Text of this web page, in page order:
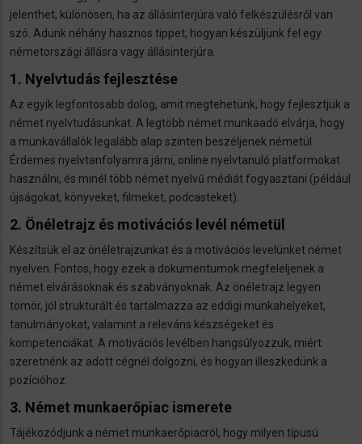
jelenthet, különösen, ha az állásinterjúra való felkészülésről van
szó. Adunk néhány hasznos tippet, hogyan készüljünk fel egy
németországi állásra vagy állásinterjúra.
1. Nyelvtudás fejlesztése
Az egyik legfontosabb dolog, amit megtehetünk, hogy fejlesztjük a
német nyelvtudásunkat. A legtöbb német munkaadó elvárja, hogy
a munkavállalók legalább alap szinten beszéljenek németül.
Érdemes nyelvtanfolyamra járni, online nyelvtanuló platformokat
használni, és minél több német nyelvű médiát fogyasztani (például
újságokat, könyveket, filmeket, podcasteket).
2. Önéletrajz és motivációs levél németül
Készítsük el az önéletrajzunkat és a motivációs levelünket német
nyelven. Fontos, hogy ezek a dokumentumok megfeleljenek a
német elvárásoknak és szabványoknak. Az önéletrajz legyen
tömör, jól strukturált és tartalmazza az eddigi munkahelyeket,
tanulmányokat, valamint a releváns készségeket és
kompetenciákat. A motivációs levélben hangsúlyozzuk, miért
szeretnénk az adott cégnél dolgozni, és hogyan illeszkedünk a
pozícióhoz.
3. Német munkaerőpiac ismerete
Tájékozódjunk a német munkaerőpiacról, hogy milyen típusú